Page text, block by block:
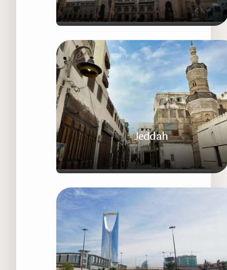
Kota Nabi yang Penuh Kedamaian
Jeddah
Gerbang Menuju Dua Kota Suci